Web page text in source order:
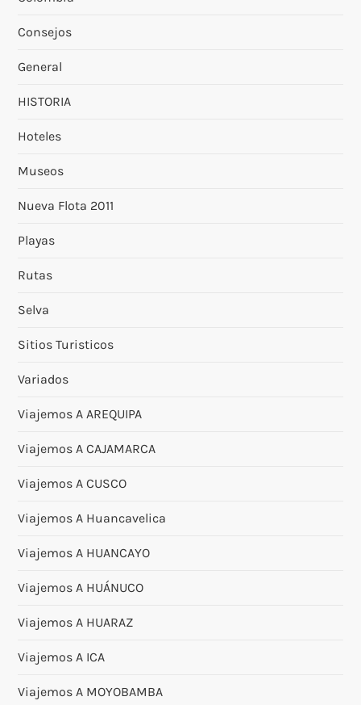
Consejos
General
HISTORIA
Hoteles
Museos
Nueva Flota 2011
Playas
Rutas
Selva
Sitios Turisticos
Variados
Viajemos A AREQUIPA
Viajemos A CAJAMARCA
Viajemos A CUSCO
Viajemos A Huancavelica
Viajemos A HUANCAYO
Viajemos A HUÁNUCO
Viajemos A HUARAZ
Viajemos A ICA
Viajemos A MOYOBAMBA